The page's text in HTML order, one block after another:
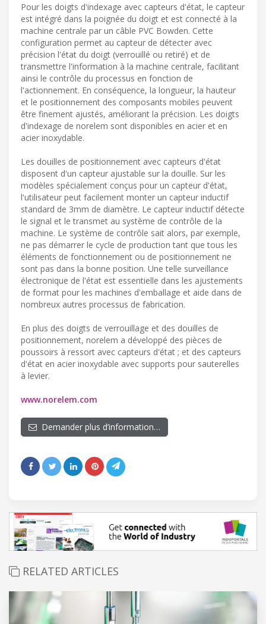
Pour les doigts d'indexage avec capteurs d'état, le capteur
est intégré dans la poignée du doigt et est connecté à la
machine centrale par un câble PVC Bowden. Cette
configuration permet au capteur de détecter avec
précision l'état du doigt (verrouillé ou retiré) et de
transmettre l'information à la machine centrale, facilitant
ainsi le contrôle du processus en fonction de
l'actionnement. En conséquence, la longueur, la hauteur
et le positionnement des composants mobiles peuvent
être finement ajustés, améliorant la précision. Les doigts
d'indexage de norelem sont disponibles en acier et en
acier inoxydable.
Les douilles de positionnement avec capteurs d'état
disposent d'un capteur ajustable sur la douille. Sur les
modèles spécialement conçus pour un capteur d'état,
l'utilisateur peut facilement monter un capteur inductif
standard de 3mm de diamètre. Le capteur inductif détecte
le signal et le transmet au système de contrôle de la
machine. Le système de contrôle sait alors, par exemple,
ne pas démarrer le cycle de production tant que tous les
éléments de fonctionnement ou de positionnement ne
sont pas dans la bonne position. Une telle surveillance
électronique de l'état est essentielle dans les ajustements
de format pour les machines d'emballage et aide dans de
nombreux autres processus de fabrication.
En plus des doigts de verrouillage et des douilles de
positionnement, norelem a développé des pièces de
poussoirs à ressort avec capteurs d'état ; et des capteurs
d'état en acier inoxydable avec supports pour sauterelles
à levier.
www.norelem.com
Demander plus d’information…
RELATED ARTICLES